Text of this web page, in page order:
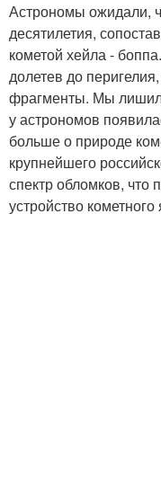
Астрономы ожидали,
десятилетия,
кометой хейла -
долетев до
фрагменты. Мы
у астрономов
больше о природе
крупнейшего
спектр обломков, что
устройство кометного